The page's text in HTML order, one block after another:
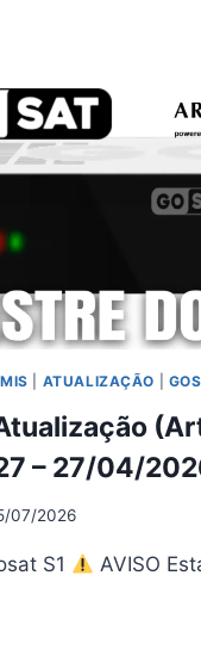
2026
ATUALIZAÇÃO
– 27/04/
07/2026
S1
AVISO